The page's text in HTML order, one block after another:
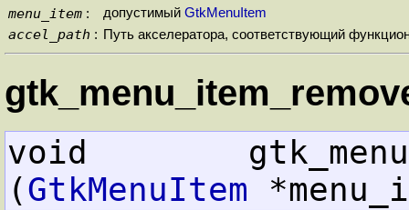
menu_item : допустимый GtkMenuItem
accel_path : Путь акселератора, соответствующий
void
(GtkMenuItem